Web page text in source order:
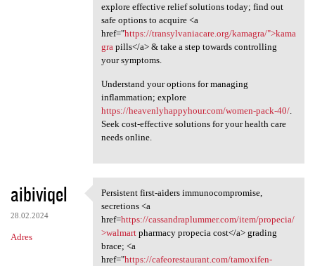
explore effective relief solutions today; find out
safe options to acquire <a
href="https://transylvaniacare.org/kamagra/">kama
gra pills</a> & take a step towards controlling
your symptoms.
Understand your options for managing
inflammation; explore
https://heavenlyhappyhour.com/women-pack-40/.
Seek cost-effective solutions for your health care
needs online.
aibiviqel
28.02.2024
Adres
Persistent first-aiders
Persistent first-aiders immunocompromise,
secretions <a
href=https://cassandraplummer.com/item/propecia/
>walmartpharmacy propecia cost</a> grading
brace; <a
href="https://cafeorestaurant.com/tamoxifen-